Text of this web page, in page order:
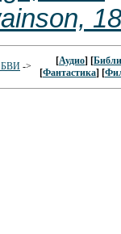
БВИ -> [Аудио] [
[Фантастика] [